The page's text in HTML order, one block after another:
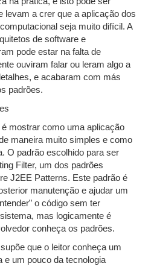
levam a crer que a aplicação dos
seja muito difícil. A
de software e
pode estar na falta de
ouviram falar ou leram algo a
e acabaram com más
padrões.
mostrar como uma aplicação
maneira muito simples e como
O padrão escolhido para ser
Filter, um dos padrões
J2EE Patterns. Este padrão é
manutenção e ajudar um
o código sem ter
mas logicamente é
conheça os padrões.
que o leitor conheça um
e um pouco da tecnologia